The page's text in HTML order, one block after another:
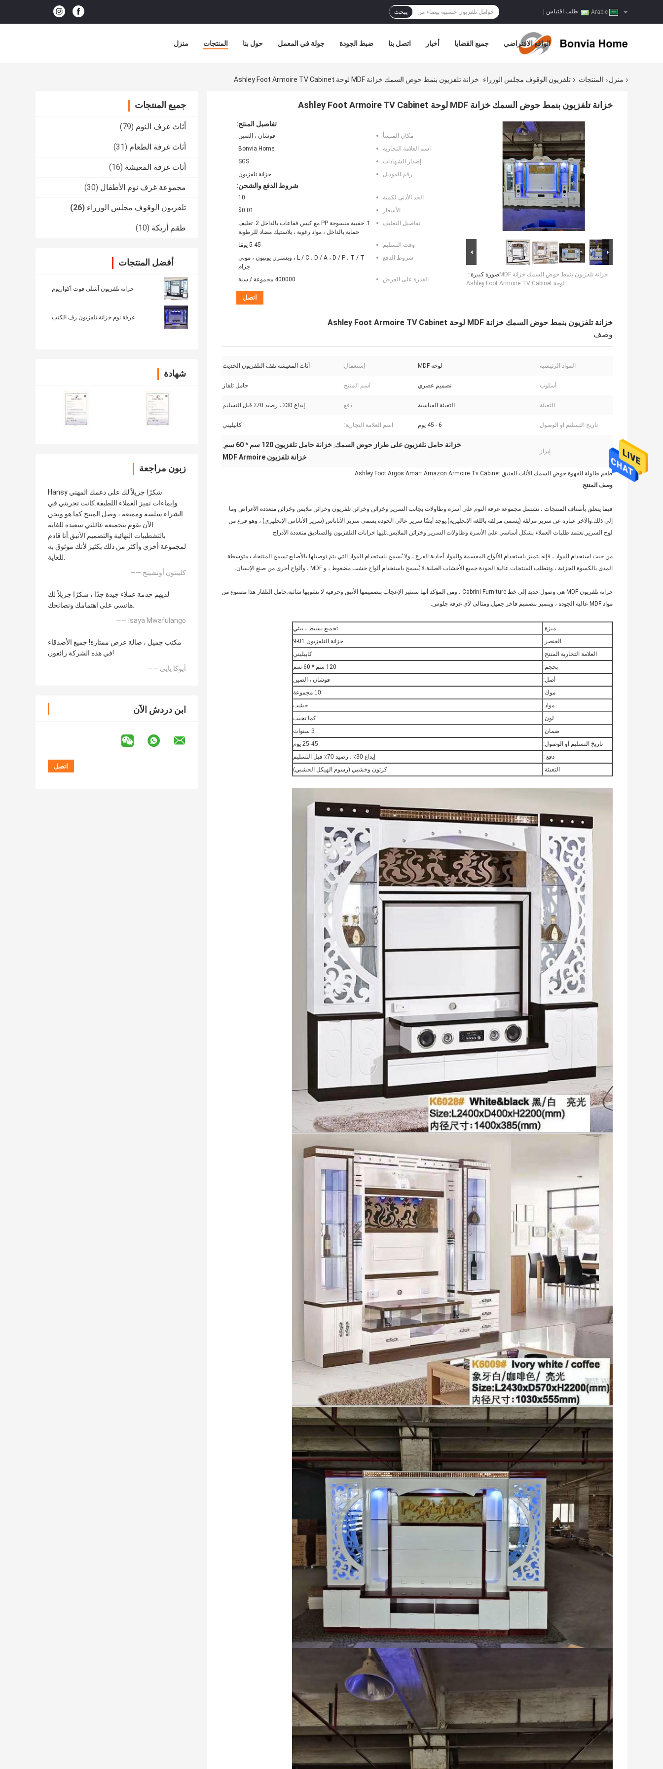
طلب اقتباس يبحث
منزل المنتجات حول بنا جولة في المعمل ضبط الجودة اتصل بنا أخبار جميع القضايا الواقع الافتراضي
منزل المنتجات تلفزيون الوقوف مجلس الوزراء خزانة تلفزيون بنمط حوض السمك خزانة MDF لوحة Ashley Foot Armoire TV Cabinet
جميع المنتجات
أثاث غرف النوم (79)
أثاث غرفة الطعام (31)
أثاث غرفة المعيشة (16)
مجموعة غرف نوم الأطفال (30)
تلفزيون الوقوف مجلس الوزراء (26)
طقم أريكة (10)
أفضل المنتجات
خزانة تلفزيون آشلي فوت أكواريوم
غرفة نوم خزانة تلفزيون رف الكتب
شهادة
زبون مراجعة
Hansy شكرًا جزيلاً لك على دعمك المهني
وإيماءات تميز العملاء اللطيفة.كانت تجربتي في
الشراء سلسة وممتعة ، وصل المنتج كما هو ونحن
الآن نقوم بتجميعه.عائلتي سعيدة للغاية
بالتشطيبات النهائية والتصميم الأنيق.أنا قادم
لمجموعة أخرى وأكثر من ذلك بكثير لأنك موثوق به
للغاية.
—— كلينتون أوتشينج
لديهم خدمة عملاء جيدة جدًا ، شكرًا جزيلاً لك
هانسي على اهتمامك ونصائحك.
—— Isaya Mwafulango
مكتب جميل ، صالة عرض ممتازة! جميع الأصدقاء
في هذه الشركة رائعون!
—— أيوكا يايي
ابن دردش الآن
خزانة تلفزيون بنمط حوض السمك خزانة MDF لوحة Ashley Foot Armoire TV Cabinet
صورة كبيرة :خزانة تلفزيون بنمط حوض السمك خزانة MDF
لوحة Ashley Foot Armoire TV Cabinet
تفاصيل المنتج:
مكان المنشأ:
فوشان ، الصين
اسم العلامة التجارية:
Bonvia Home
إصدار الشهادات:
SGS
رقم الموديل:
خزانة تلفزيون
شروط الدفع والشحن:
الحد الأدنى لكمية:
10
الأسعار:
$0.01
تفاصيل التغليف:
1. حقيبة منسوجة PP مع كيس فقاعات بالداخل 2. تغليف
حماية بالداخل ، مواد رغوية ، بلاستيك مضاد للرطوبة
وقت التسليم:
5-45 يومًا
شروط الدفع:
L / C ، D / A ، D / P ، T / T ، ويسترن يونيون ، موني
جرام
القدرة على العرض:
400000 مجموعة / سنة
اتصل
خزانة تلفزيون بنمط حوض السمك خزانة MDF لوحة Ashley Foot Armoire TV Cabinet
وصف
المواد الرئيسية: لوحة MDF إستعمال: أثاث المعيشة تقف التلفزيون الحديث
أسلوب: تصميم عصري اسم المنتج: حامل تلفاز
التعبئة: التعبئة القياسية دفع: إيداع 30٪ ، رصيد 70٪ قبل التسليم
تاريخ التسليم او الوصول: 6 - 45 يوم اسم العلامة التجارية:: كابيليني
إبراز:
خزانة حامل تلفزيون على طراز حوض السمك, خزانة حامل تلفزيون 120 سم * 60 سم ,
خزانة تلفزيون MDF Armoire
طقم طاولة القهوة حوض السمك الأثاث العتيق Ashley Foot Argos Amart Amazon Armoire Tv Cabinet
وصف المنتج
فيما يتعلق بأصناف المنتجات ، تشتمل مجموعة غرفة النوم على أسرة وطاولات بجانب السرير وخزائن وخزائن تلفزيون وخزائن ملابس وخزائن متعددة الأغراض وما
إلى ذلك.والآخر عبارة عن سرير مزلقة (يسمى مزلقة باللغة الإنجليزية).يوجد أيضًا سرير عالي الجودة يسمى سرير الأناناس (سرير الأناناس الإنجليزي) ، وهو فرع من
لوح السرير.تعتمد طلبات العملاء بشكل أساسي على الأسرة وطاولات السرير وخزائن الملابس.تليها خزانات التلفزيون والصناديق متعددة الأدراج.
من حيث استخدام المواد ، فإنه يتميز باستخدام الألواح المقسمة والمواد أحادية الفرع ، ولا يُسمح باستخدام المواد التي يتم توصيلها بالأصابع.تسمح المنتجات متوسطة
المدى بالكسوة الجزئية ، وتتطلب المنتجات عالية الجودة جميع الأخشاب الصلبة.لا يُسمح باستخدام ألواح خشب مضغوط ، و MDF ، وألواح أخرى من صنع الإنسان.
خزانة تلفزيون MDF هي وصول جديد إلى خط Cabrini Furniture ، ومن المؤكد أنها ستثير الإعجاب بتصميمها الأنيق وحرفية لا تشوبها شائبة.حامل التلفاز هذا مصنوع من
مواد MDF عالية الجودة ، ويتميز بتصميم فاخر جميل ومثالي لأي غرفة جلوس.
ميزة:
تجميع بسيط ، بيئي
العنصر:
خزانة التلفزيون 01-9
العلامة التجارية المنتج:
كابيليني
بحجم:
120 سم * 60 سم
أصل:
فوشان ، الصين
موك:
10 مجموعة
مواد:
خشب
لون:
كما تجيب
ضمان:
3 سنوات
تاريخ التسليم او الوصول:
25-45 يوم
دفع :
إيداع 30٪ ، رصيد 70٪ قبل التسليم
التعبئة:
كرتون وخشبي (رسوم الهيكل الخشبي)